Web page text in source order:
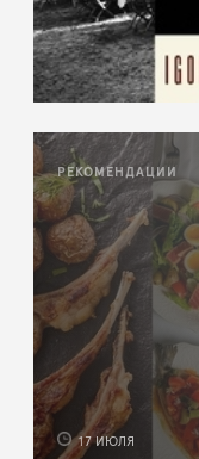
РЕКОМЕНДАЦИИ
17 ИЮЛЯ